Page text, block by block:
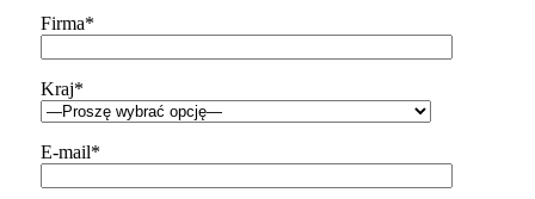
Firma*
Kraj*
E-mail*